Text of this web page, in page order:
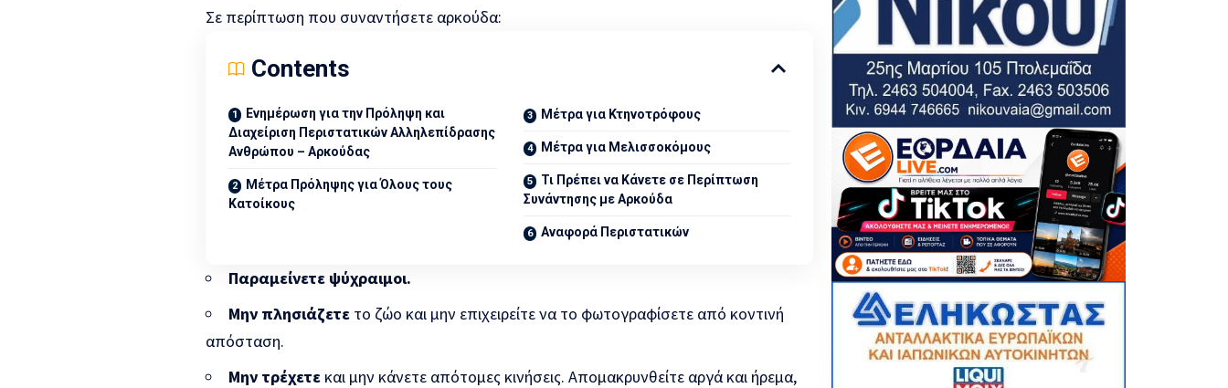
Σε περίπτωση που συναντήσετε αρκούδα:
Contents
Ενημέρωση για την Πρόληψη και
Διαχείριση Περιστατικών Αλληλεπίδρασης
Ανθρώπου – Αρκούδας
Μέτρα Πρόληψης για Όλους τους
Κατοίκους
Μέτρα για Κτηνοτρόφους
Μέτρα για Μελισσοκόμους
Τι Πρέπει να Κάνετε σε Περίπτωση
Συνάντησης με Αρκούδα
Αναφορά Περιστατικών
Παραμείνετε ψύχραιμοι.
Μην πλησιάζετε το ζώο και μην επιχειρείτε να το φωτογραφίσετε από κοντινή
απόσταση.
Μην τρέχετε και μην κάνετε απότομες κινήσεις. Απομακρυνθείτε αργά και ήρεμα,